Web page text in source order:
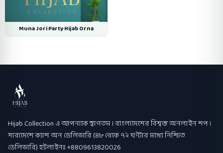
Muna Jori Party Hijab Orna
Hijab Collection
Hijab Collection এ আপনাকে স্বাগতম । বাংলাদেশের বিশ্বস্ত অনলাইন শপ ।
সারাদেশে ক্যাশ অন ডেলিভারি (৪৮ থেকে ৭২ ঘণ্টার মধ্যে নিশ্চিত
ডেলিভারি) হটলাইনঃ +8809613820026